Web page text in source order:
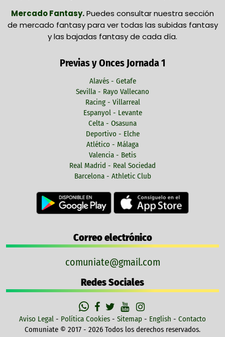
Mercado Fantasy.Puedes consultar nuestra sección
de mercado fantasy para ver todas las subidas fantasy
y las bajadas fantasy de cada día.
Previas y Onces Jornada 1
Alavés - Getafe
Sevilla - Rayo Vallecano
Racing - Villarreal
Espanyol - Levante
Celta - Osasuna
Deportivo - Elche
Atlético - Málaga
Valencia - Betis
Real Madrid - Real Sociedad
Barcelona - Athletic Club
Correo electrónico
comuniate@gmail.com
Redes Sociales
Aviso Legal - Política Cookies - Sitemap - English - Contacto
Comuniate © 2017 - 2026 Todos los derechos reservados.